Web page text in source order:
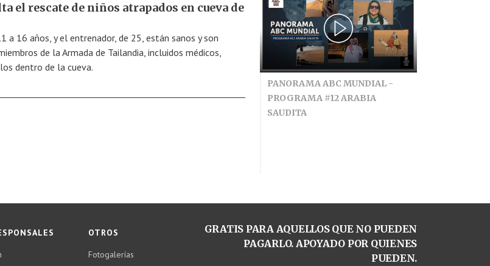
el rescate de niños atrapados en cueva de
a 16 años, y el entrenador, de 25, están sanos y son
de la Armada de Tailandia, incluidos médicos,
dentro de la cueva.
PANORAMA ABC MUNDIAL -
PROGRAMA #12 ARABIA
SAUDITA
OTROS
Fotogalerías
GRATIS PARA AQUELLOS QUE NO PUEDEN
PAGARLO. APOYADO POR QUIENES
PUEDEN.